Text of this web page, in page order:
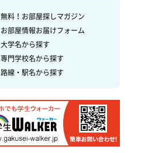
無料！お部屋探しマガジン
お部屋情報お届けフォーム
大学名から探す
専門学校名から探す
路線・駅名から探す